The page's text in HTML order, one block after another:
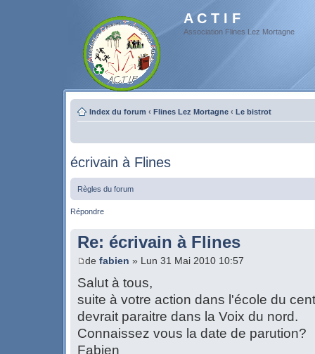
A C T I F
Association Flines Lez Mortagne
Index du forum ‹ Flines Lez Mortagne ‹ Le bistrot
écrivain à Flines
Règles du forum
Répondre
Re: écrivain à Flines
de fabien » Lun 31 Mai 2010 10:57
Salut à tous,
suite à votre action dans l'école du
devrait paraitre dans la Voix du nord.
Connaissez vous la date de parution?
Fabien